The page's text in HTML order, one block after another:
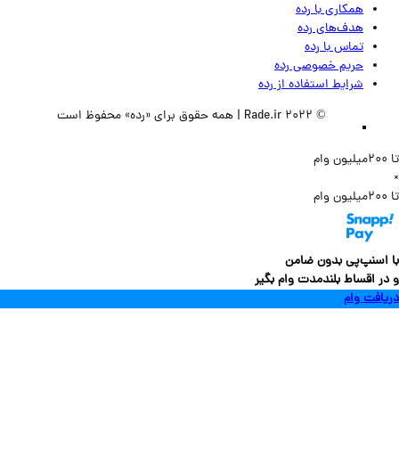
همکاری با رده
هدف‌های رده
تماس‌ با‌ رده
حریم خصوصی رده
شرایط استفاده از رده
بدون ضامن
بلندمدت وام بگیر
وام